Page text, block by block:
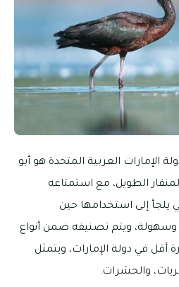
الإمارات العربية المتحدة هو أبو
الطويل، مع استمتاعه
إلى استخدامها حين
ويتم تصنيفه ضمن أنواع
أقل في دولة الإمارات، ويتمثل
والحشرات.